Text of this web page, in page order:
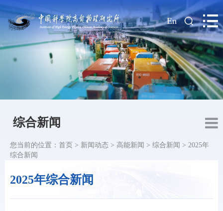
| En
综合新闻
2025年综合新闻
您当前的位置： 首页 > 新闻动态 > 高能新闻 > 综合新闻 > 2025年
综合新闻